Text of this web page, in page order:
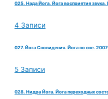
025. Нада Йога. Йога восприятия
4 Записи
027. Йога Сновидения. Йога во сне.
5 Записи
028. Нидра Йога. Йога переходных